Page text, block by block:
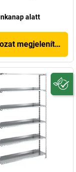
alatt
megjelenítése